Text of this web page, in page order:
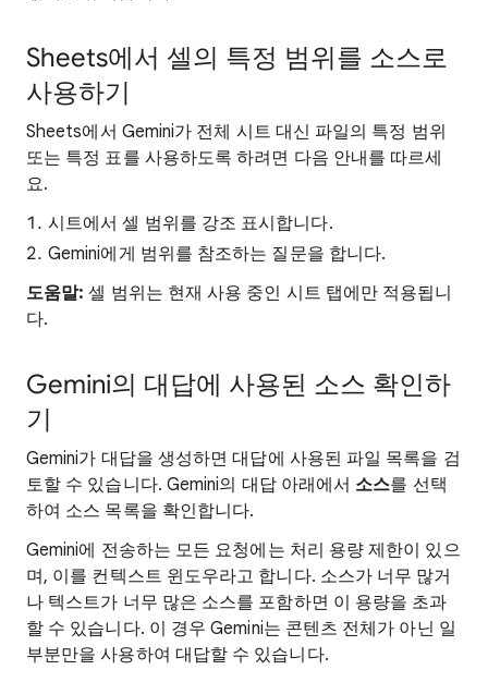
Sheets에서 셀의 특정 범위를 소스로
사용하기
Sheets에서 Gemini가 전체 시트 대신 파일의 특정 범위
또는 특정 표를 사용하도록 하려면 다음 안내를 따르세
요.
시트에서 셀 범위를 강조 표시합니다.
Gemini에게 범위를 참조하는 질문을 합니다.
도움말: 셀 범위는 현재 사용 중인 시트 탭에만 적용됩니
다.
Gemini의 대답에 사용된 소스 확인하
기
Gemini가 대답을 생성하면 대답에 사용된 파일 목록을 검
토할 수 있습니다. Gemini의 대답 아래에서 소스를 선택
하여 소스 목록을 확인합니다.
Gemini에 전송하는 모든 요청에는 처리 용량 제한이 있으
며, 이를 컨텍스트 윈도우라고 합니다. 소스가 너무 많거
나 텍스트가 너무 많은 소스를 포함하면 이 용량을 초과
할 수 있습니다. 이 경우 Gemini는 콘텐츠 전체가 아닌 일
부분만을 사용하여 대답할 수 있습니다.